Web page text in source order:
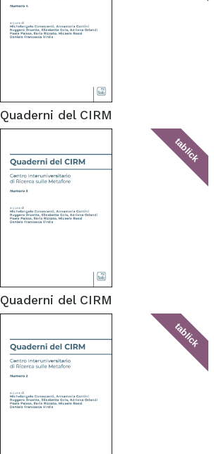
Quaderni del CIRM
tablick
Quaderni del CIRM
tablick